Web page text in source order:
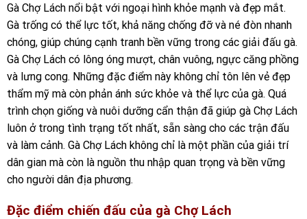
Gà Chợ Lách nổi bật với ngoại hình khỏe mạnh và đẹp mắt.
Gà trống có thể lực tốt, khả năng chống đỡ và né đòn nhanh
chóng, giúp chúng cạnh tranh bền vững trong các giải đấu gà.
Gà Chợ Lách có lông óng mượt, chân vuông, ngực căng phồng
và lưng cong. Những đặc điểm này không chỉ tôn lên vẻ đẹp
thẩm mỹ mà còn phản ánh sức khỏe và thể lực của gà. Quá
trình chọn giống và nuôi dưỡng cẩn thận đã giúp gà Chợ Lách
luôn ở trong tình trạng tốt nhất, sẵn sàng cho các trận đấu
và làm cảnh. Gà Chợ Lách không chỉ là một phần của giải trí
dân gian mà còn là nguồn thu nhập quan trọng và bền vững
cho người dân địa phương.
Đặc điểm chiến đấu của gà Chợ Lách